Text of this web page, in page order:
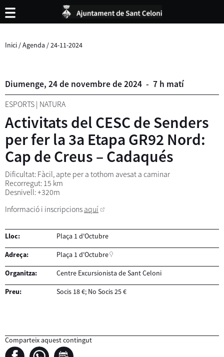
Inici /Agenda /24-11-2024
Diumenge, 24de novembrede2024 - 7 h matí
ESPORTS | NATURA
Activitats del CESC de Senders
per fer la 3a Etapa GR92 Nord:
Cap de Creus – Cadaqués
Dificultat: Fàcil, apte per a tothom avesat a caminar
Recorregut: 15 km
Desnivell: +320m
Informació i inscripcions aquí
Lloc: Plaça 1 d'Octubre
Adreça: Plaça 1 d'Octubre
Organitza: Centre Excursionista de Sant Celoni
Preu: Socis 18 €; No Socis 25 €
Comparteix aquest contingut